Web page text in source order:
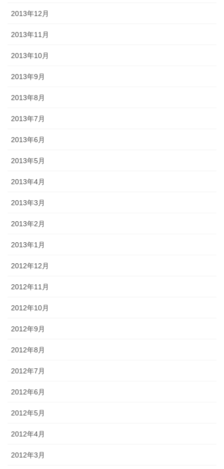
2013年12月
2013年11月
2013年10月
2013年9月
2013年8月
2013年7月
2013年6月
2013年5月
2013年4月
2013年3月
2013年2月
2013年1月
2012年12月
2012年11月
2012年10月
2012年9月
2012年8月
2012年7月
2012年6月
2012年5月
2012年4月
2012年3月